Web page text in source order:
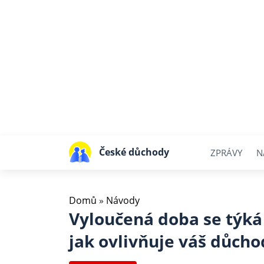
České důchody ZPRÁVY
Domů » Návody
Vyloučená doba se
jak ovlivňuje váš